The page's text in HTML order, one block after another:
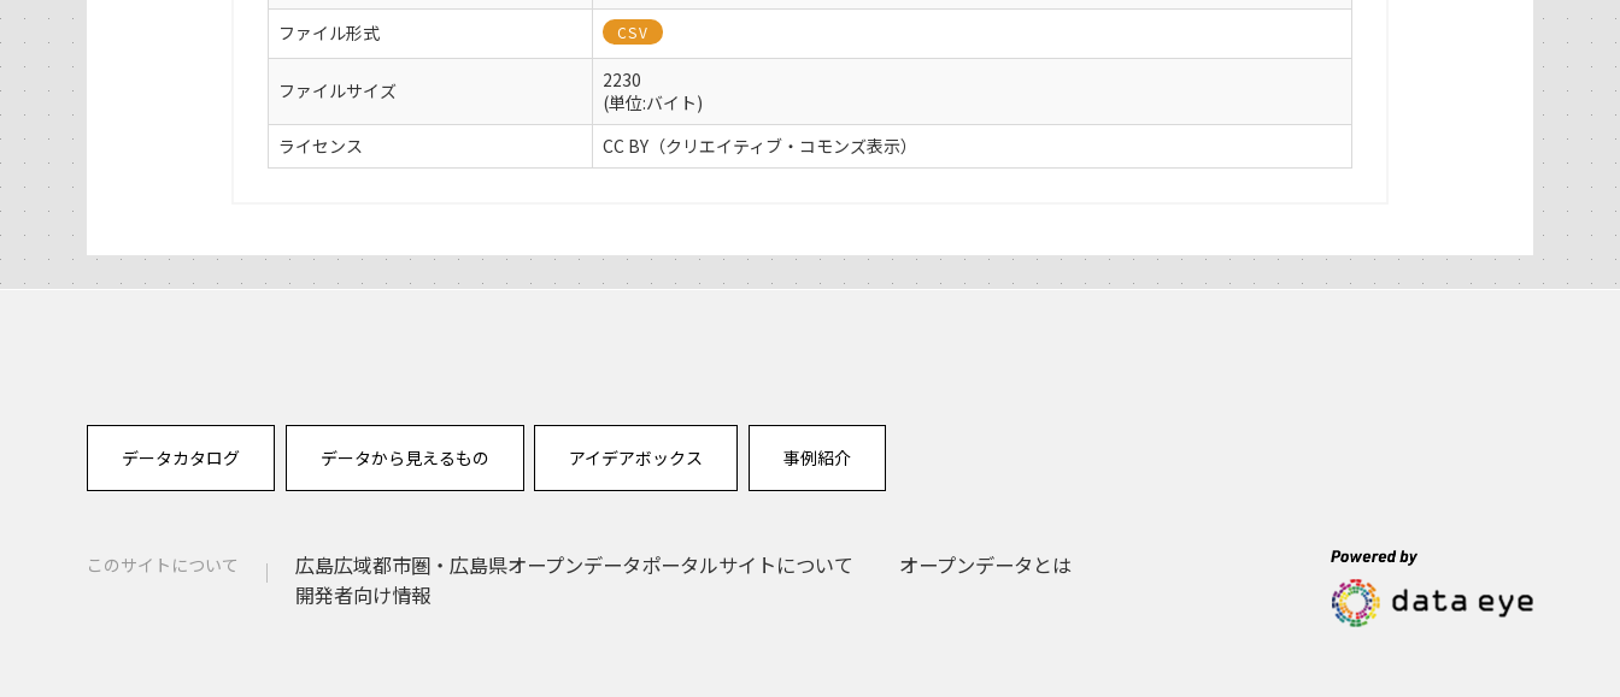
ファイル形式
CSV
ファイルサイズ
2230
(単位:バイト)
ライセンス
CC BY（クリエイティブ・コモンズ表示）
データカタログ データから見えるもの アイデアボックス 事例紹介
このサイトについて 広島広域都市圏・広島県オープンデータポータルサイトについて
オープンデータとは
開発者向け情報